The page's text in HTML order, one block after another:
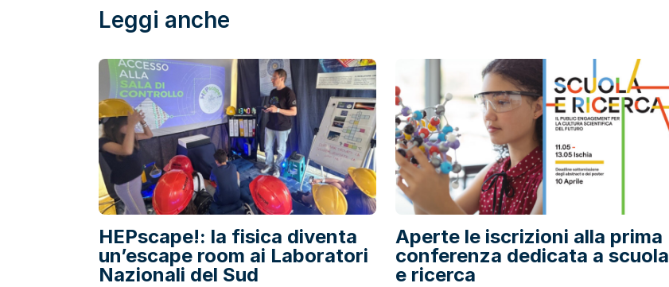
Leggi anche
HEPscape!: la fisica diventa
un’escape room ai Laboratori
Nazionali del Sud
Aperte le iscrizioni alla prima
conferenza dedicata a scuola
e ricerca